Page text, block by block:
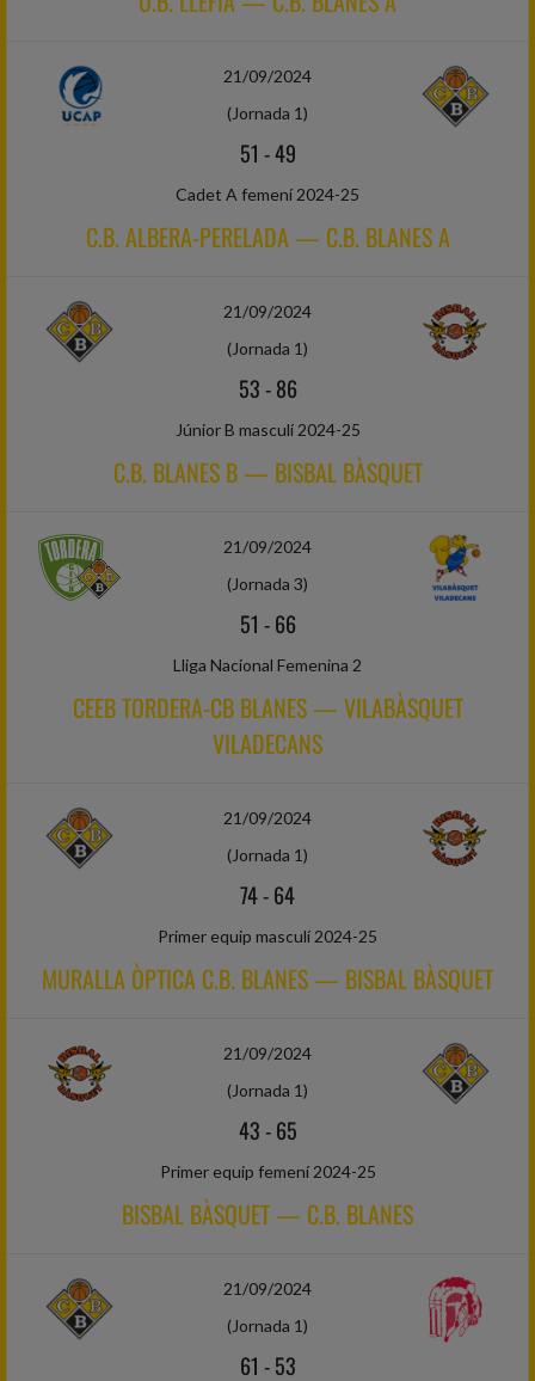
21/09/2024
(Jornada 1)
51 -49
Cadet A femení 2024-25
C.B. ALBERA-PERELADA — C.B. BLANES A
21/09/2024
(Jornada 1)
53-86
Júnior B masculí 2024-25
C.B. BLANES B — BISBAL BÀSQUET
21/09/2024
(Jornada 3)
51 -66
Lliga Nacional Femenina 2
CEEB TORDERA-CB BLANES — VILABÀSQUET
VILADECANS
21/09/2024
(Jornada 1)
74-64
Primer equip masculí 2024-25
MURALLA ÒPTICA C.B. BLANES — BISBAL BÀSQUET
21/09/2024
(Jornada 1)
43-65
Primer equip femení 2024-25
BISBAL BÀSQUET — C.B. BLANES
21/09/2024
(Jornada 1)
61 -53